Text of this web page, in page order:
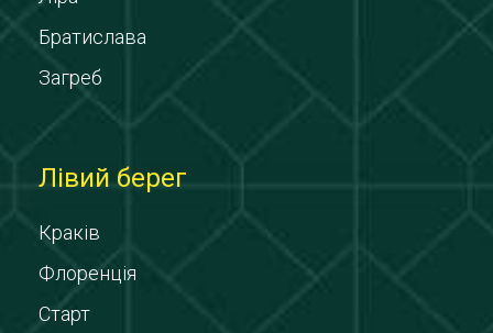
Братислава
Загреб
Лівий берег
Краків
Флоренція
Старт